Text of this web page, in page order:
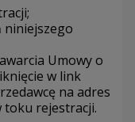
niniejszego
Umowy o
w link
na adres
toku rejestracji.